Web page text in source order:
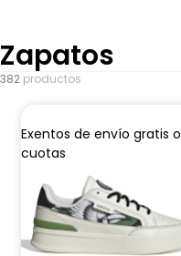
Zapatos
382 productos
Exentos de envío gratis o
cuotas